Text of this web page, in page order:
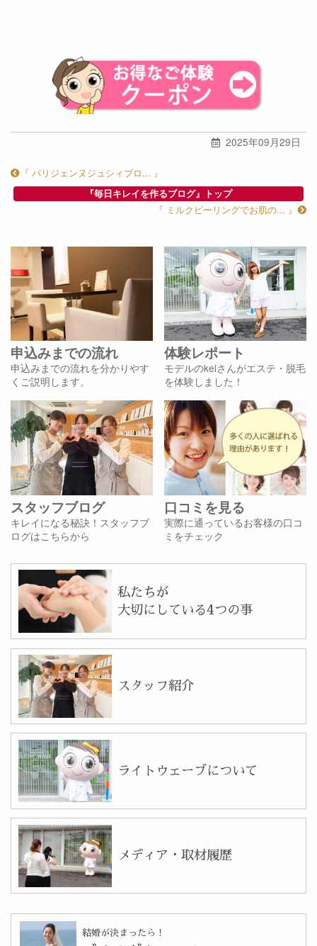
2025年09月29日
『 パリジェンヌジュシィブロ... 』
『毎日キレイを作るブログ』トップ
『 ミルクピーリングでお肌の... 』
申込みまでの流れ
申込みまでの流れを分かりやす
くご説明します。
体験レポート
モデルのkeiさんがエステ・脱毛
を体験しました！
スタッフブログ
キレイになる秘訣！スタッフブ
ログはこちらから
口コミを見る
実際に通っているお客様の口コ
ミをチェック
私たちが
大切にしている4つの事
スタッフ紹介
ライトウェーブについて
メディア・取材履歴
結婚が決まったら！